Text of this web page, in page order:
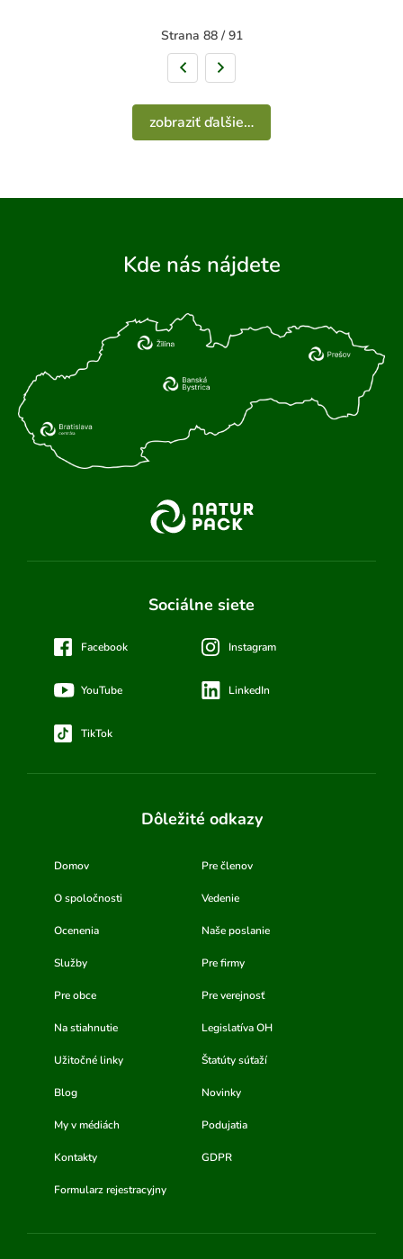
Strana 88 / 91
zobraziť ďalšie…
Kde nás nájdete
Sociálne siete
Facebook Instagram
YouTube LinkedIn
TikTok
Dôležité odkazy
Domov Pre členov
O spoločnosti Vedenie
Ocenenia Naše poslanie
Služby Pre firmy
Pre obce Pre verejnosť
Na stiahnutie Legislatíva OH
Užitočné linky Štatúty súťaží
Blog Novinky
My v médiách Podujatia
Kontakty GDPR
Formularz rejestracyjny